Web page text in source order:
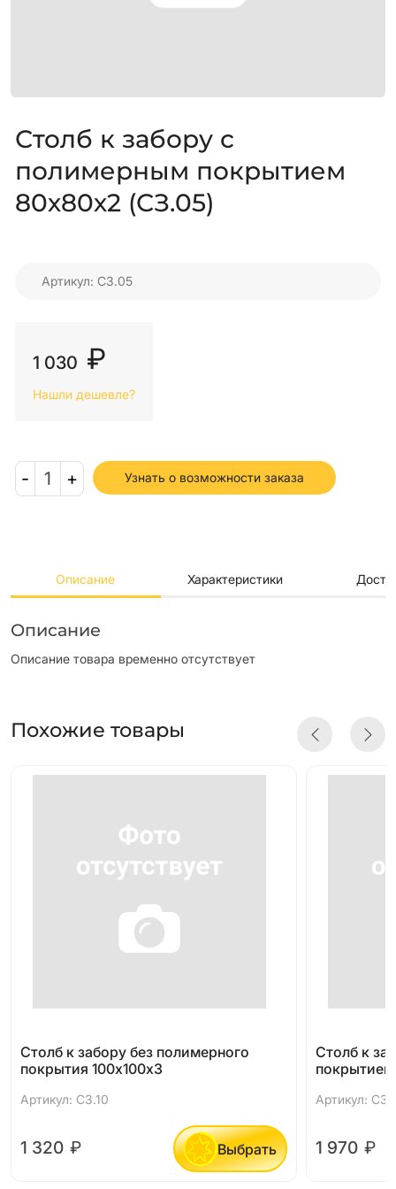
Столб к забору с
полимерным покрытием
80х80х2 (СЗ.05)
Артикул: СЗ.05
1 030 ₽
Нашли дешевле?
- 1 + Узнать о возможности заказа
Описание Характеристики
Описание
Описание товара временно отсутствует
Похожие товары
Столб к забору без полимерного
покрытия 100х100х3
Артикул: СЗ.10
1 320 ₽ Выбрать
Столб к
Артикул:
1 970 ₽